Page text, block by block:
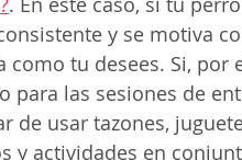
y se motiva
tu desees. Si, por
para las sesiones de
de usar tazones,
y actividades en